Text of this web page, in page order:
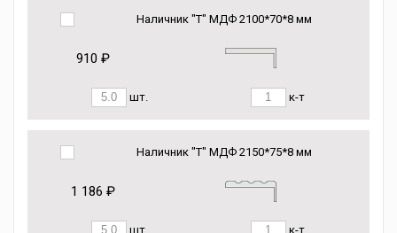
Наличник "Т" МДФ 2100*70*8 мм
910 ₽
шт. к-т
Наличник "Т" МДФ 2150*75*8 мм
1 186 ₽
шт. к-т